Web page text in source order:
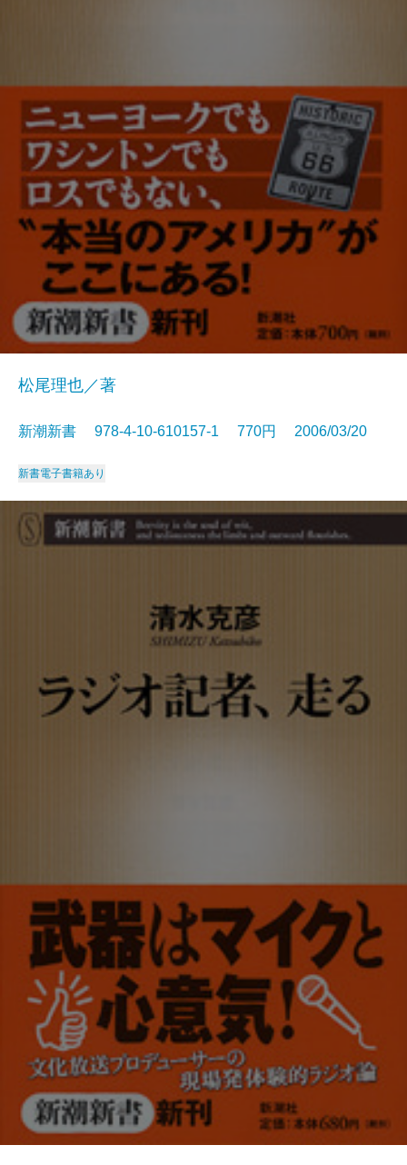
松尾理也／著
新潮新書 978-4-10-610157-1 770円 2006/03/20
新書電子書籍あり